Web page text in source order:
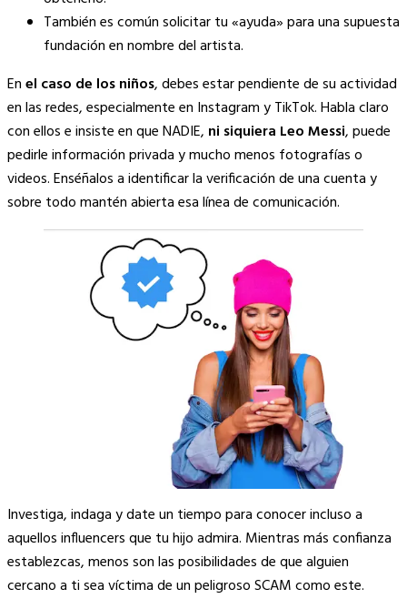
También es común solicitar tu «ayuda» para una supuesta
fundación en nombre del artista.
Enel caso de los niños, debes estar pendiente de su actividad
en las redes, especialmente en Instagram y TikTok. Habla claro
con ellos e insiste en que NADIE, ni siquiera Leo Messi, puede
pedirle información privada y mucho menos fotografías o
videos. Enséñalos a identificar la verificación de una cuenta y
sobre todo mantén abierta esa línea de comunicación.
Investiga, indaga y date un tiempo para conocer incluso a
aquellos influencers que tu hijo admira. Mientras más confianza
establezcas, menos son las posibilidades de que alguien
cercano a ti sea víctima de un peligroso SCAM como este.